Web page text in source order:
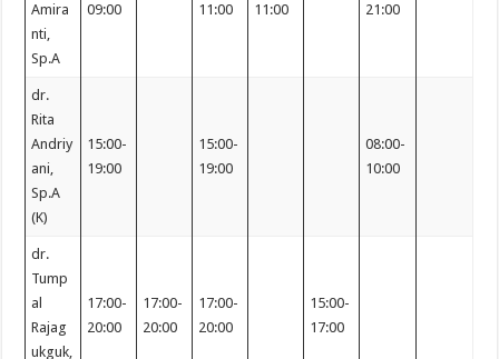
Amira
nti,
Sp.A
09:00
11:00
11:00
21:00
dr.
Rita
Andriy
ani,
Sp.A
(K)
15:00-
19:00
15:00-
19:00
08:00-
10:00
dr.
Tump
al
Rajag
ukguk,
17:00-
20:00
17:00-
20:00
17:00-
20:00
15:00-
17:00